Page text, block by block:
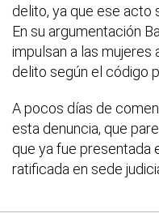
delito, ya que ese acto
En su argumentación
impulsan a las mujeres
delito según el código
A pocos días de
esta denuncia, que
que ya fue presentada
ratificada en sede